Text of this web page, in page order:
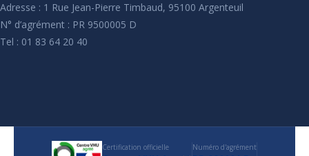
Adresse : 1 Rue Jean-Pierre Timbaud, 95100 Argenteuil
N° d’agrément : PR 9500005 D
Tel : 01 83 64 20 40
Certification officielle Numéro d'agrément